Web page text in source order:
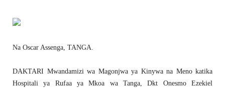
Na Oscar Assenga, TANGA.
DAKTARI Mwandamizi wa Magonjwa ya Kinywa na Meno katika
Hospitali ya Rufaa ya Mkoa wa Tanga, Dkt Onesmo Ezekiel